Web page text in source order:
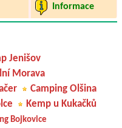
Informace
Jenišov
Morava
Camping Olšina
Kemp u Kukačků
Bojkovice